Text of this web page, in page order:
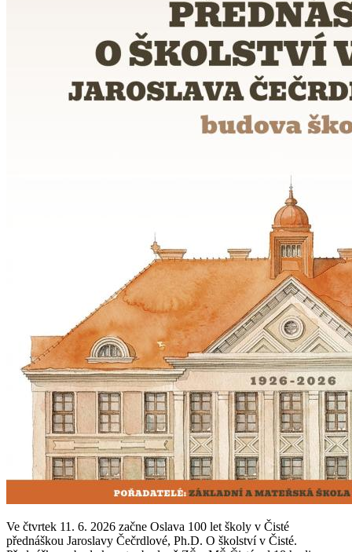
Ve čtvrtek 11. 6. 2026 začne Oslava 100 let školy v Čisté
přednáškou Jaroslavy Čečrdlové, Ph.D. O školství v Čisté.